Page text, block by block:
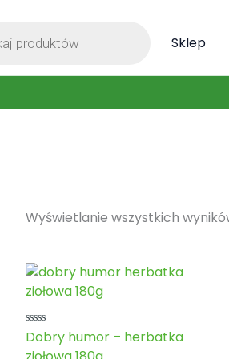
Sklep
Wyświetlanie wszystkich
Oceniono
0
na
Dobry humor – herbatka